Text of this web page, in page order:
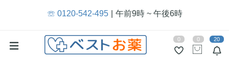
☏ 0120-542-495 午前9時 ~ 午後6時
20
0 0